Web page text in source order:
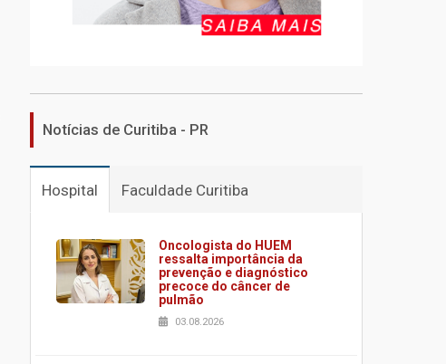
Notícias de Curitiba - PR
Hospital Faculdade Curitiba
Oncologista do HUEM
ressalta importância da
prevenção e diagnóstico
precoce do câncer de
pulmão
03.08.2026